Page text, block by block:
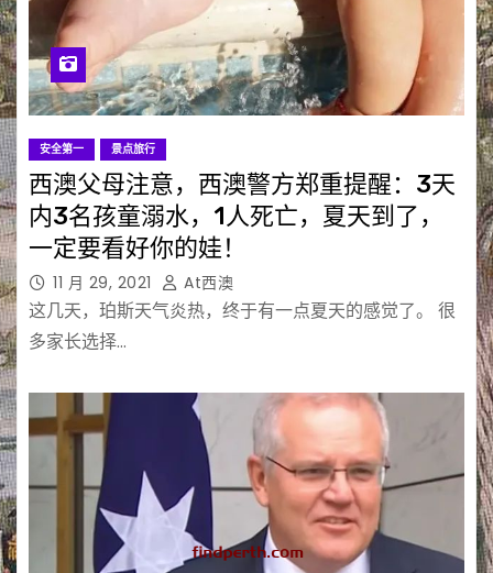
安全第一 景点旅行
西澳父母注意，西澳警方郑重提醒：3天
内3名孩童溺水，1人死亡，夏天到了，
一定要看好你的娃！
11 月 29, 2021 At西澳
这几天，珀斯天气炎热，终于有一点夏天的感觉了。 很
多家长选择…